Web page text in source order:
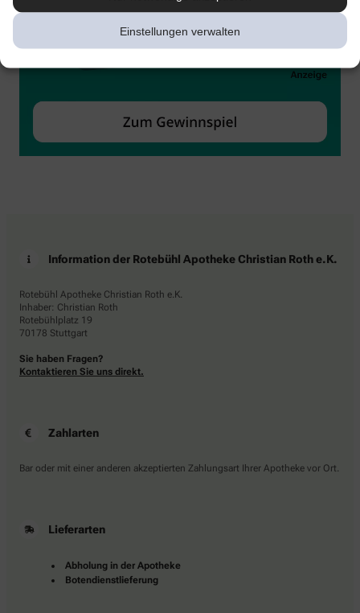
Einstellungen verwalten
Information der Rotebühl Apotheke Christian Roth e.K.
Rotebühl Apotheke Christian Roth e.K.
Inhaber: Christian Roth
Rotebühlplatz 19
70178 Stuttgart
Sie haben Fragen?
Kontaktieren Sie uns direkt.
Zahlarten
Bar oder mit einer anderen akzeptierten Zahlungsart Ihrer Apotheke vor Ort.
Lieferarten
Abholung in der Apotheke
Botendienstlieferung